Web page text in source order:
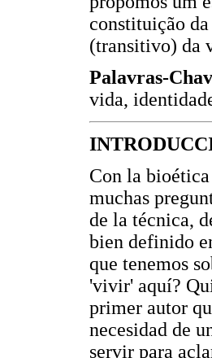
constituição
(transitivo) da
Palavras-
vida,
Con la
muchas
de la técnica,
bien definido
que tenemos
'vivir' aquí?
primer autor
necesidad de
servir para